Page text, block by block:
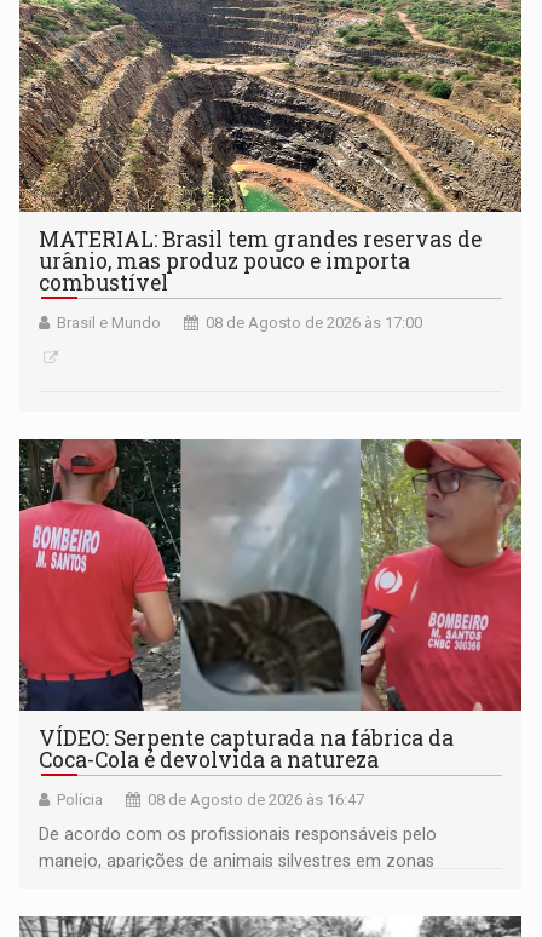
MATERIAL: Brasil tem grandes reservas de
urânio, mas produz pouco e importa
combustível
Brasil e Mundo 08 de Agosto de 2026 às 17:00
VÍDEO: Serpente capturada na fábrica da
Coca-Cola é devolvida a natureza
Polícia 08 de Agosto de 2026 às 16:47
De acordo com os profissionais responsáveis pelo
manejo, aparições de animais silvestres em zonas